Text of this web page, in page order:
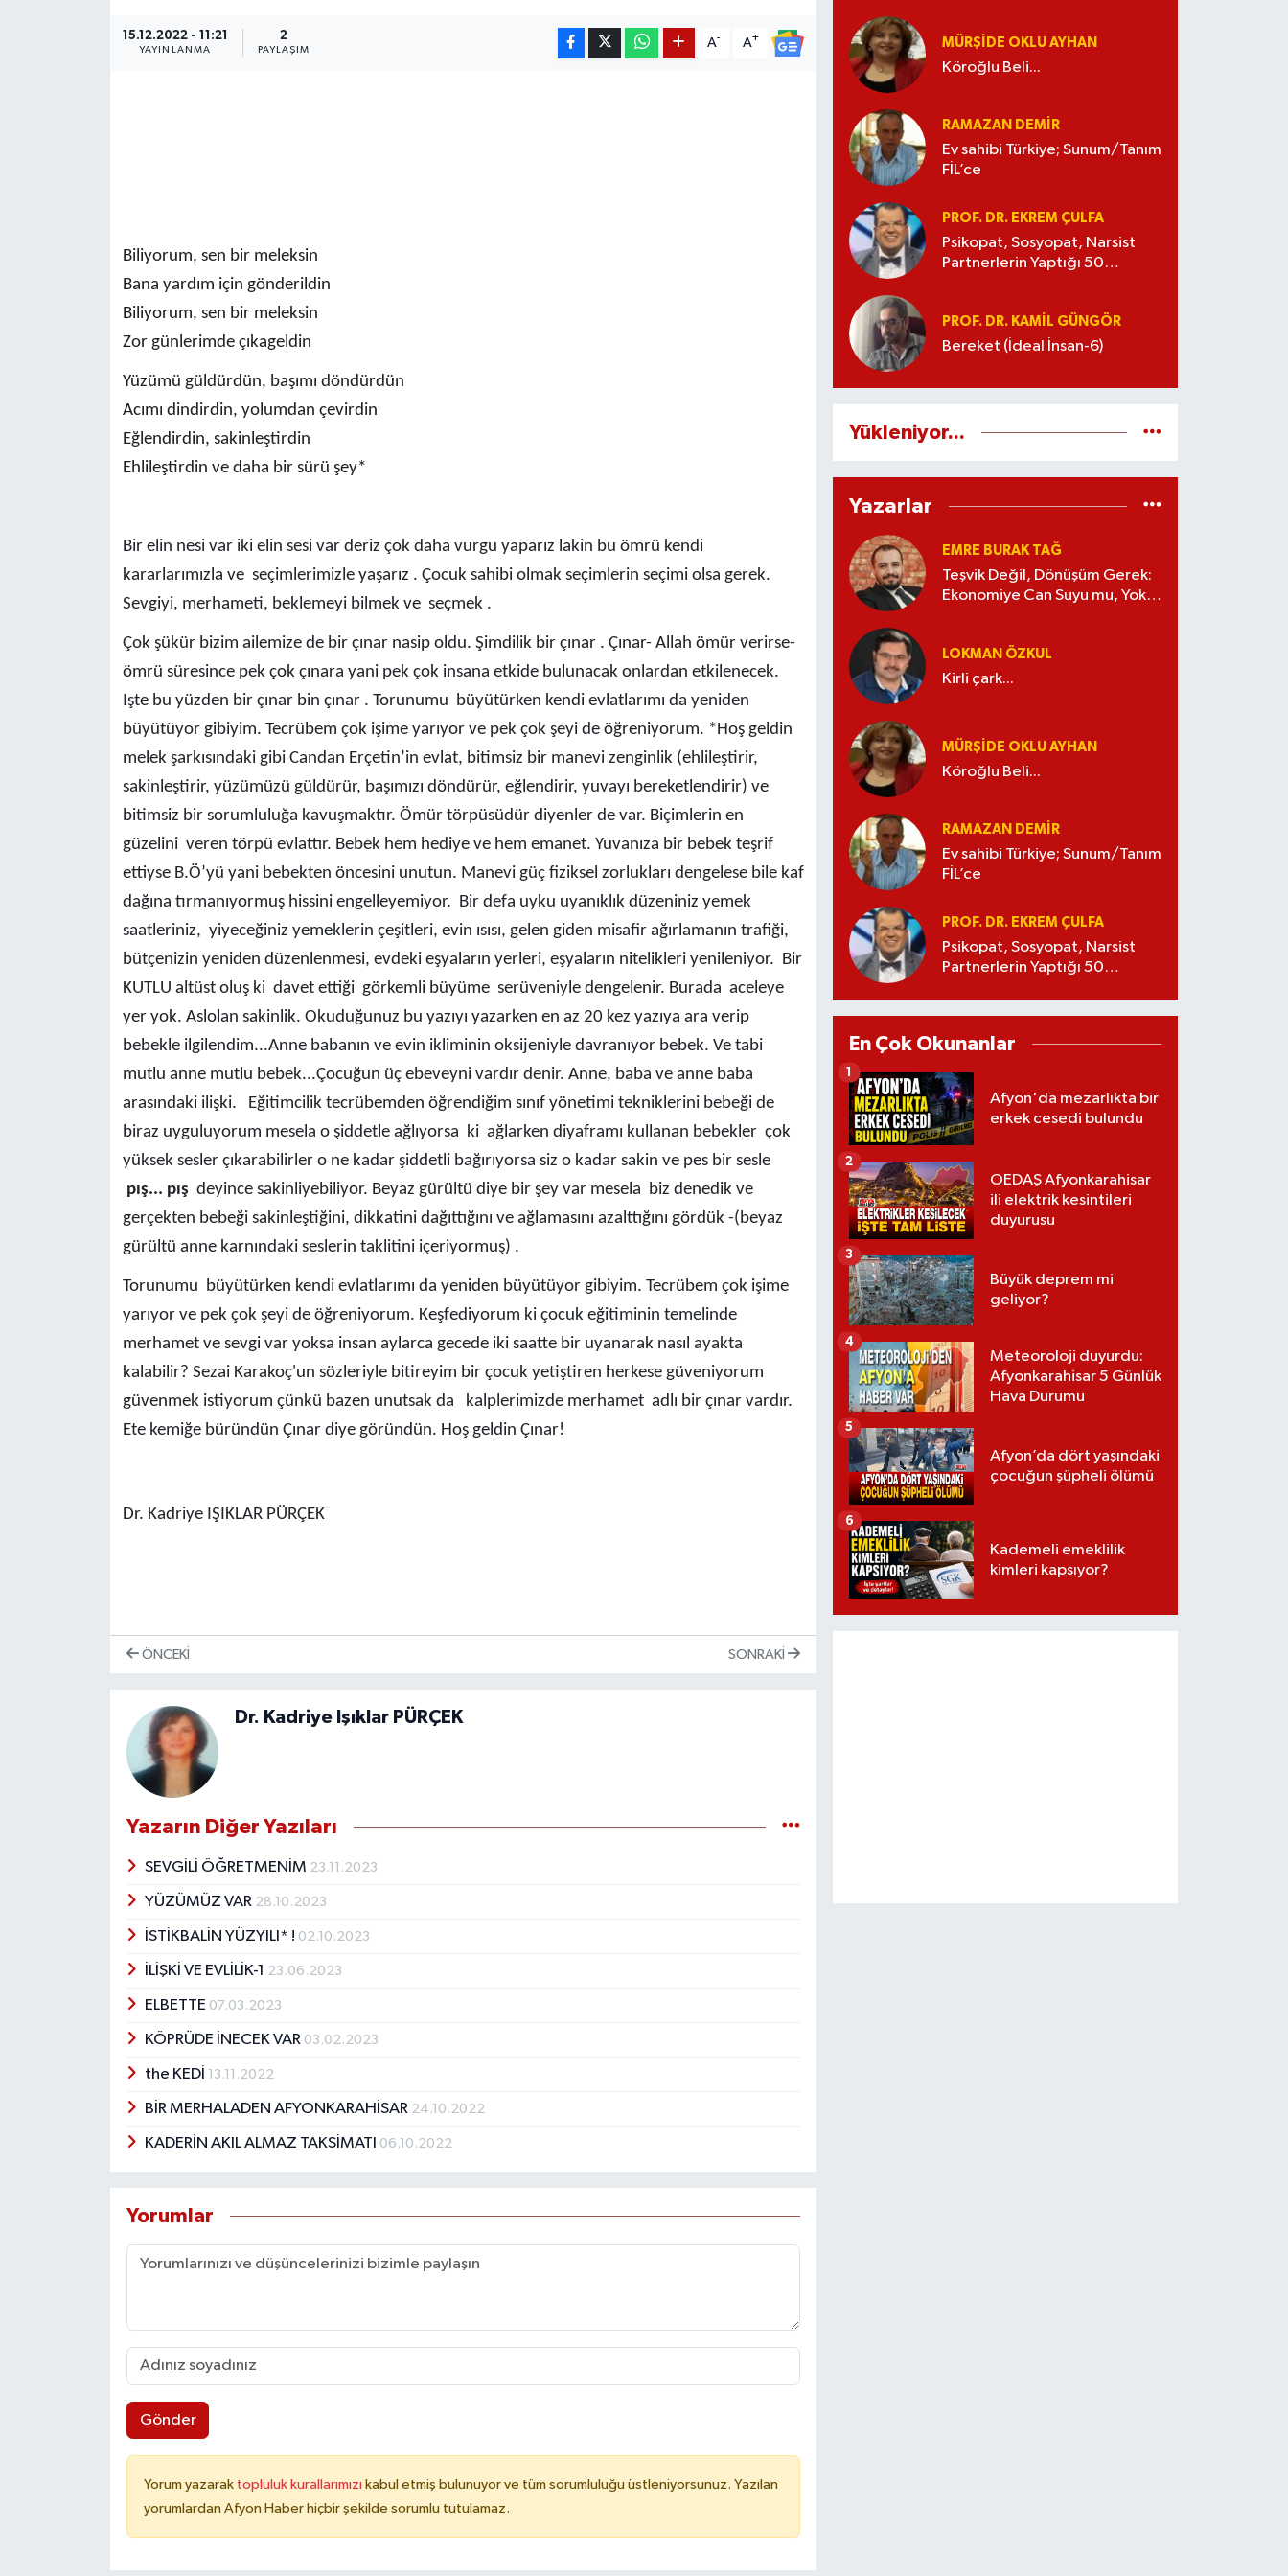
15.12.2022 - 11:21
YAYINLANMA
2
PAYLAŞIM
A- A+
Biliyorum, sen bir meleksin
Bana yardım için gönderildin
Biliyorum, sen bir meleksin
Zor günlerimde çıkageldin
Yüzümü güldürdün, başımı döndürdün
Acımı dindirdin, yolumdan çevirdin
Eğlendirdin, sakinleştirdin
Ehlileştirdin ve daha bir sürü şey*
Bir elin nesi var iki elin sesi var deriz çok daha vurgu yaparız lakin bu ömrü kendi
kararlarımızla ve seçimlerimizle yaşarız . Çocuk sahibi olmak seçimlerin seçimi olsa gerek.
Sevgiyi, merhameti, beklemeyi bilmek ve seçmek .
Çok şükür bizim ailemize de bir çınar nasip oldu. Şimdilik bir çınar . Çınar- Allah ömür verirse-
ömrü süresince pek çok çınara yani pek çok insana etkide bulunacak onlardan etkilenecek.
Işte bu yüzden bir çınar bin çınar . Torunumu büyütürken kendi evlatlarımı da yeniden
büyütüyor gibiyim. Tecrübem çok işime yarıyor ve pek çok şeyi de öğreniyorum. *Hoş geldin
melek şarkısındaki gibi Candan Erçetin’in evlat, bitimsiz bir manevi zenginlik (ehlileştirir,
sakinleştirir, yüzümüzü güldürür, başımızı döndürür, eğlendirir, yuvayı bereketlendirir) ve
bitimsiz bir sorumluluğa kavuşmaktır. Ömür törpüsüdür diyenler de var. Biçimlerin en
güzelini veren törpü evlattır. Bebek hem hediye ve hem emanet. Yuvanıza bir bebek teşrif
ettiyse B.Ö’yü yani bebekten öncesini unutun. Manevi güç fiziksel zorlukları dengelese bile kaf
dağına tırmanıyormuş hissini engelleyemiyor. Bir defa uyku uyanıklık düzeniniz yemek
saatleriniz, yiyeceğiniz yemeklerin çeşitleri, evin ısısı, gelen giden misafir ağırlamanın trafiği,
bütçenizin yeniden düzenlenmesi, evdeki eşyaların yerleri, eşyaların nitelikleri yenileniyor. Bir
KUTLU altüst oluş ki davet ettiği görkemli büyüme serüveniyle dengelenir. Burada aceleye
yer yok. Aslolan sakinlik. Okuduğunuz bu yazıyı yazarken en az 20 kez yazıya ara verip
bebekle ilgilendim...Anne babanın ve evin ikliminin oksijeniyle davranıyor bebek. Ve tabi
mutlu anne mutlu bebek...Çocuğun üç ebeveyni vardır denir. Anne, baba ve anne baba
arasındaki ilişki. Eğitimcilik tecrübemden öğrendiğim sınıf yönetimi tekniklerini bebeği de
biraz uyguluyorum mesela o şiddetle ağlıyorsa ki ağlarken diyaframı kullanan bebekler çok
yüksek sesler çıkarabilirler o ne kadar şiddetli bağırıyorsa siz o kadar sakin ve pes bir sesle
pış... pış deyince sakinliyebiliyor. Beyaz gürültü diye bir şey var mesela biz denedik ve
gerçekten bebeği sakinleştiğini, dikkatini dağıttığını ve ağlamasını azalttığını gördük -(beyaz
gürültü anne karnındaki seslerin taklitini içeriyormuş) .
Torunumu büyütürken kendi evlatlarımı da yeniden büyütüyor gibiyim. Tecrübem çok işime
yarıyor ve pek çok şeyi de öğreniyorum. Keşfediyorum ki çocuk eğitiminin temelinde
merhamet ve sevgi var yoksa insan aylarca gecede iki saatte bir uyanarak nasıl ayakta
kalabilir? Sezai Karakoç'un sözleriyle bitireyim bir çocuk yetiştiren herkese güveniyorum
güvenmek istiyorum çünkü bazen unutsak da kalplerimizde merhamet adlı bir çınar vardır.
Ete kemiğe büründün Çınar diye göründün. Hoş geldin Çınar!
Dr. Kadriye IŞIKLAR PÜRÇEK
ÖNCEKI SONRAKI
Dr. Kadriye Işıklar PÜRÇEK
Yazarın Diğer Yazıları
SEVGİLİ ÖĞRETMENİM 23.11.2023
YÜZÜMÜZ VAR 28.10.2023
İSTİKBALİN YÜZYILI* ! 02.10.2023
İLİŞKİ VE EVLİLİK-1 23.06.2023
ELBETTE 07.03.2023
KÖPRÜDE İNECEK VAR 03.02.2023
the KEDİ 13.11.2022
BİR MERHALADEN AFYONKARAHİSAR 24.10.2022
KADERİN AKIL ALMAZ TAKSİMATI 06.10.2022
Yorumlar
Gönder
Yorum yazarak topluluk kurallarımızı kabul etmiş bulunuyor ve tüm sorumluluğu üstleniyorsunuz. Yazılan
yorumlardan Afyon Haber hiçbir şekilde sorumlu tutulamaz.
MÜRŞIDE OKLU AYHAN
Köroğlu Beli...
RAMAZAN DEMİR
Ev sahibi Türkiye; Sunum/Tanım
FİL’ce
PROF. DR. EKREM ÇULFA
Psikopat, Sosyopat, Narsist
Partnerlerin Yaptığı 50
PROF. DR. KAMIL GÜNGÖR
Bereket (İdeal İnsan-6)
Yükleniyor...
Yazarlar
EMRE BURAK TAĞ
Teşvik Değil, Dönüşüm Gerek:
Ekonomiye Can Suyu mu, Yoksa
LOKMAN ÖZKUL
Kirli çark...
MÜRŞIDE OKLU AYHAN
Köroğlu Beli...
RAMAZAN DEMİR
Ev sahibi Türkiye; Sunum/Tanım
FİL’ce
PROF. DR. EKREM ÇULFA
Psikopat, Sosyopat, Narsist
Partnerlerin Yaptığı 50
En Çok Okunanlar
Afyon'da mezarlıkta bir
erkek cesedi bulundu
1
OEDAŞ Afyonkarahisar
ili elektrik kesintileri
duyurusu
2
Büyük deprem mi
geliyor?
3
Meteoroloji duyurdu:
Afyonkarahisar 5 Günlük
Hava Durumu
4
Afyon’da dört yaşındaki
çocuğun şüpheli ölümü
5
Kademeli emeklilik
kimleri kapsıyor?
6